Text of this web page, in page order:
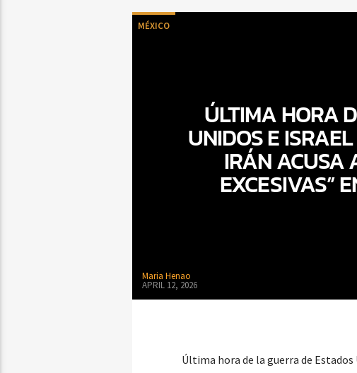
MÉXICO
ÚLTIMA HORA
UNIDOS E
IRÁN ACUSA
EXCESIVAS”
Maria Henao
APRIL 12, 2026
Última hora de la guerra de